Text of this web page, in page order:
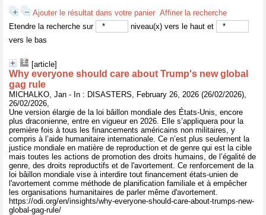
Ajouter le résultat dans votre panier Affiner la recherche
Etendre la recherche sur
niveau(x) vers le haut et
vers le bas
[article]
Why everyone should care about Trump's new global
gag rule
MICHALKO, Jan - In : DISASTERS, February 26, 2026 (26/02/2026),
26/02/2026,
Une version élargie de la loi bâillon mondiale des États-Unis, encore
plus draconienne, entre en vigueur en 2026. Elle s’appliquera pour la
première fois à tous les financements américains non militaires, y
compris à l’aide humanitaire internationale. Ce n’est plus seulement la
justice mondiale en matière de reproduction et de genre qui est la cible
mais toutes les actions de promotion des droits humains, de l’égalité de
genre, des droits reproductifs et de l'avortement. Ce renforcement de la
loi bâillon mondiale vise à interdire tout financement états-unien de
l'avortement comme méthode de planification familiale et à empêcher
les organisations humanitaires de parler même d'avortement.
https://odi.org/en/insights/why-everyone-should-care-about-trumps-new-
global-gag-rule/